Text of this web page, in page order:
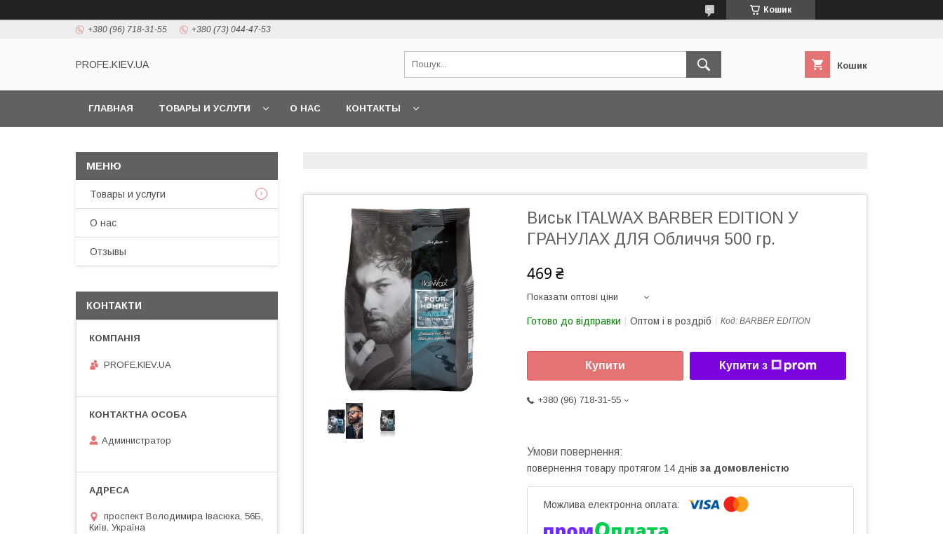
Кошик
+380 (96) 718-31-55 +380 (73) 044-47-53
PROFE.KIEV.UA Кошик
ГЛАВНАЯ ТОВАРЫ И УСЛУГИ О НАС КОНТАКТЫ
Виськ ITALWAX BARBER EDITION У
ГРАНУЛАХ ДЛЯ Обличчя 500 гр.
469 ₴
Показати оптові ціни
Готово до відправки Оптом і в роздріб Код: BARBER EDITION
Купити Купити з
+380 (96) 718-31-55
повернення товару протягом 14 днів за домовленістю
Товары и услуги
О нас
Отзывы
КОНТАКТИ
PROFE.KIEV.UA
Администратор
проспект Володимира Івасюка, 56Б,
Київ, Україна